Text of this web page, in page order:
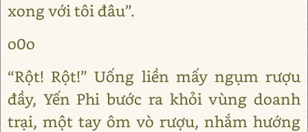
xong với tôi đâu”.
o0o
“Rột! Rột!” Uống liền mấy ngụm rượu
đầy, Yến Phi bước ra khỏi vùng doanh
trại, một tay ôm vò rượu, nhắm hướng